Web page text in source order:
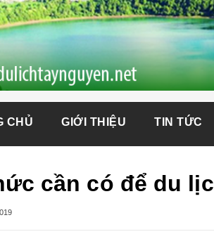
CHỦ GIỚI THIỆU TIN TỨC
cần có để du